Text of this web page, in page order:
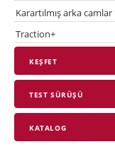
Karartılmış arka camlar
Traction+
KEŞFET
TEST SÜRÜŞÜ
KATALOG